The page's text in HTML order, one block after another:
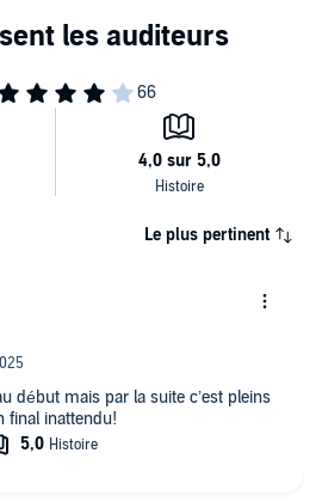
Le plus pertinent
début mais par la suite c’est pleins
final inattendu!